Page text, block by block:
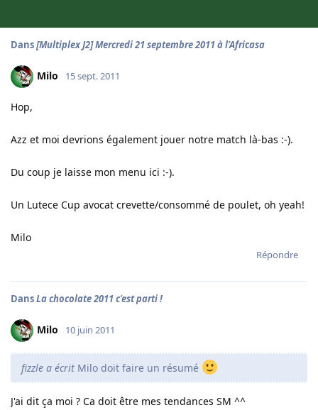
Dans[Multiplex J2] Mercredi 21 septembre 2011 à l'Africasa
Milo 15 sept. 2011
Hop,
Azz et moi devrions également jouer notre match là-bas :-).
Du coup je laisse mon menu ici :-).
Un Lutece Cup avocat crevette/consommé de poulet, oh yeah!
Milo
Répondre
DansLa chocolate 2011 c'est parti !
Milo 10 juin 2011
fizzle a écrit Milo doit faire un résumé
J'ai dit ça moi ? Ca doit être mes tendances SM ^^